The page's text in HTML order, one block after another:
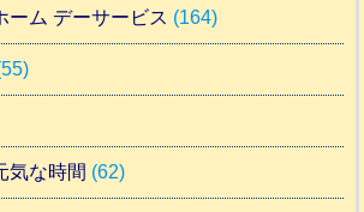
ーム デーサービス (164)
気な時間 (62)